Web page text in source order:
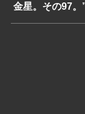
金星。その97。